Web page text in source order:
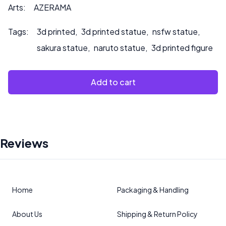
oder wenn Sie möchten, dass wir das Produkt bemalen.
Arts: AZERAMA
Tags: 3d printed, 3d printed statue, nsfw statue,
sakura statue, naruto statue, 3d printed figure
Add to cart
Reviews
Home
About Us
Packaging & Handling
Shipping & Return Policy